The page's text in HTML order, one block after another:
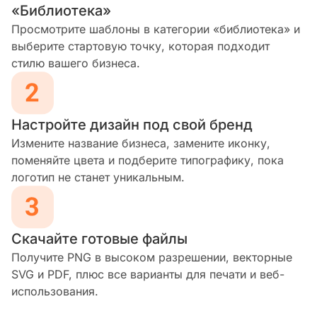
«Библиотека»
Просмотрите шаблоны в категории «библиотека» и
выберите стартовую точку, которая подходит
стилю вашего бизнеса.
Настройте дизайн под свой бренд
Измените название бизнеса, замените иконку,
поменяйте цвета и подберите типографику, пока
логотип не станет уникальным.
Скачайте готовые файлы
Получите PNG в высоком разрешении, векторные
SVG и PDF, плюс все варианты для печати и веб-
использования.